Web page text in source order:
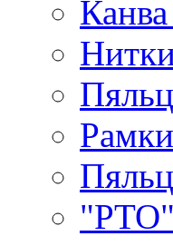
Рамки
"РТО"